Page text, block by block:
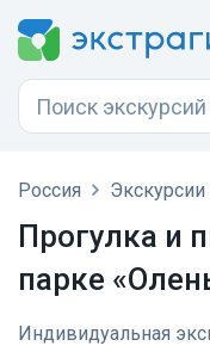
Россия Экскурсии
Прогулка и
парке
Индивидуальная